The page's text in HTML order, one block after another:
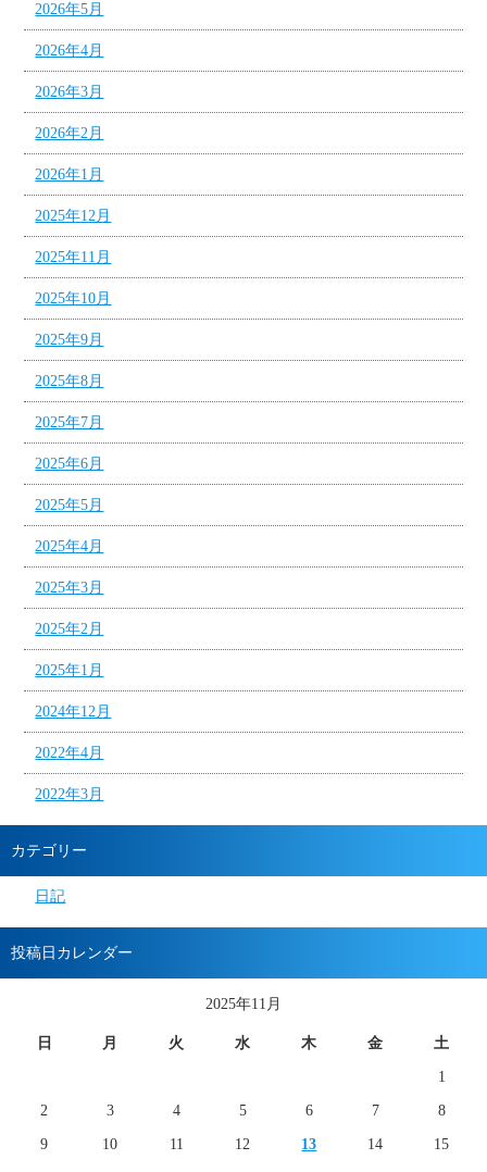
2026年5月
2026年4月
2026年3月
2026年2月
2026年1月
2025年12月
2025年11月
2025年10月
2025年9月
2025年8月
2025年7月
2025年6月
2025年5月
2025年4月
2025年3月
2025年2月
2025年1月
2024年12月
2022年4月
2022年3月
カテゴリー
日記
投稿日カレンダー
2025年11月
日 月 火 水 木 金 土
1
2 3 4 5 6 7 8
9 10 11 12 13 14 15